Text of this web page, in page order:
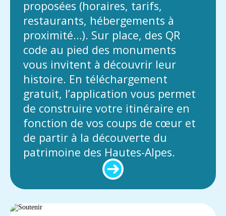
proposées (horaires, tarifs,
restaurants, hébergements à
proximité…). Sur place, des QR
code au pied des monuments
vous invitent à découvrir leur
histoire. En téléchargement
gratuit, l’application vous permet
de construire votre itinéraire en
fonction de vos coups de cœur et
de partir à la découverte du
patrimoine des Hautes-Alpes.